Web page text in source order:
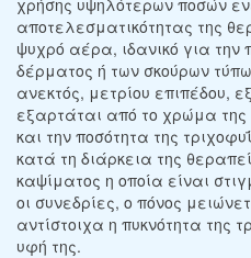
αποτελεσματικότητας της
ψυχρό αέρα, ιδανικό για
δέρματος ή των σκούρων
ανεκτός, μετρίου επιπέδου,
εξαρτάται από το χρώμα της
και την ποσότητα της
κατά τη διάρκεια της
καψίματος η οποία είναι
οι συνεδρίες, ο πόνος
αντίστοιχα η πυκνότητα της
υφή της.